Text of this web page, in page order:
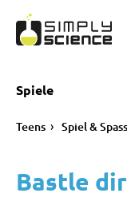
Spiele
Teens Spiel & Spass
Bastle